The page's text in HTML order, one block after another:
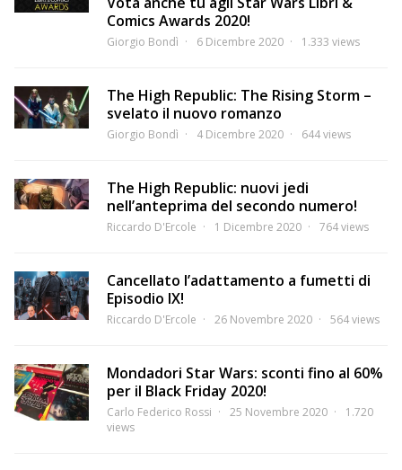
Comics Awards 2020!
Giorgio Bondì 6 Dicembre 2020 1.333 views
The High Republic: The Rising Storm –
svelato il nuovo romanzo
Giorgio Bondì 4 Dicembre 2020 644 views
The High Republic: nuovi jedi
nell’anteprima del secondo numero!
Riccardo D'Ercole 1 Dicembre 2020 764 views
Cancellato l’adattamento a fumetti di
Episodio IX!
Riccardo D'Ercole 26 Novembre 2020 564 views
Mondadori Star Wars: sconti fino al 60%
per il Black Friday 2020!
Carlo Federico Rossi 25 Novembre 2020
1.720
views